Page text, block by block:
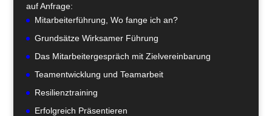
auf Anfrage:
Mitarbeiterführung, Wo fange ich an?
Grundsätze Wirksamer Führung
Das Mitarbeitergespräch mit Zielvereinbarung
Teamentwicklung und Teamarbeit
Resilienztraining
Erfolgreich Präsentieren